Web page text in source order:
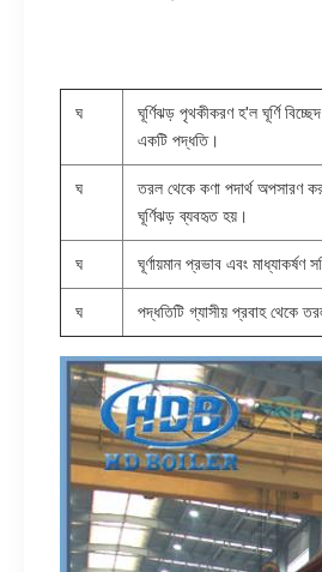
ঘ
ঘূর্ণিঝড় পৃথকীকরণ হ'ল ঘূর্ণি
একটি পদ্ধতি।
ঘ
তরল থেকে কণা পদার্থ অপসারণ
ঘূর্ণিঝড় ব্যবহৃত হয়।
ঘ ঘূর্ণায়মান প্রভাব এবং
ঘ পদ্ধতিটি গ্যাসীয় প্রবাহ থেকে